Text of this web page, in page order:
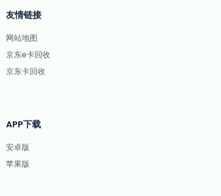
友情链接
网站地图
京东e卡回收
京东卡回收
APP下载
安卓版
苹果版